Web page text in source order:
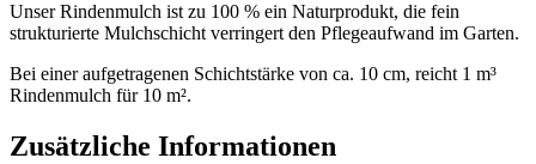
Unser Rindenmulch ist zu 100 % ein Naturprodukt, die fein
strukturierte Mulchschicht verringert den Pflegeaufwand im Garten.
Bei einer aufgetragenen Schichtstärke von ca. 10 cm, reicht 1 m³
Rindenmulch für 10 m².
Zusätzliche Informationen